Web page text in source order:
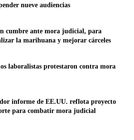
nueve audiencias
cumbre ante mora judicial, para
la marihuana y mejorar cárceles
laboralistas protestaron contra mora
informe de EE.UU. reflota proyecto
para combatir mora judicial